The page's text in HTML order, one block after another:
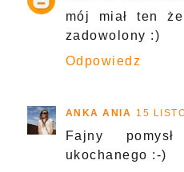
mój miał ten
zadowolony :)
Odpowiedz
ANKA ANIA 15
Fajny
ukochanego :-)